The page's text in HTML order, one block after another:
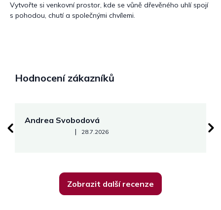
Vytvořte si venkovní prostor, kde se vůně dřevěného uhlí spojí
s pohodou, chutí a společnými chvílemi.
Hodnocení zákazníků
Andrea Svobodová
Hodnocení obchodu je 5 z 5 hvězdiček.
| 28.7.2026
Zobrazit další recenze